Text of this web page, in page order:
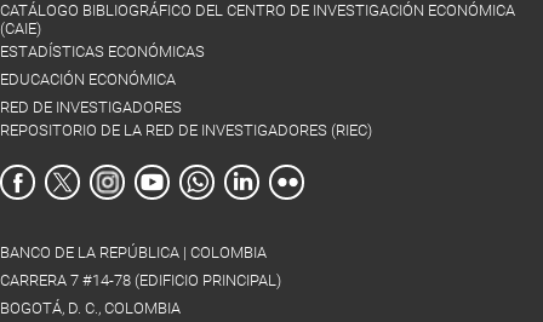
CATÁLOGO BIBLIOGRÁFICO DEL CENTRO DE INVESTIGACIÓN ECONÓMICA
(CAIE)
ESTADÍSTICAS ECONÓMICAS
EDUCACIÓN ECONÓMICA
RED DE INVESTIGADORES
REPOSITORIO DE LA RED DE INVESTIGADORES (RIEC)
BANCO DE LA REPÚBLICA | COLOMBIA
CARRERA 7 #14-78 (EDIFICIO PRINCIPAL)
BOGOTÁ, D. C., COLOMBIA